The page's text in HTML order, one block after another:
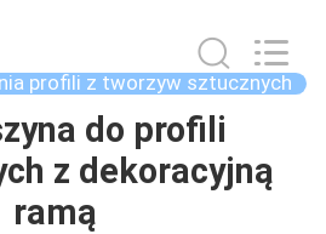
profili z tworzyw sztucznych
do profili
z dekoracyjną
ramą